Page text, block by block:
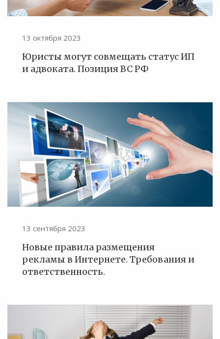
13 октября 2023
Юристы могут совмещать статус ИП
и адвоката. Позиция ВС РФ
13 сентября 2023
Новые правила размещения
рекламы в Интернете. Требования и
ответственность.